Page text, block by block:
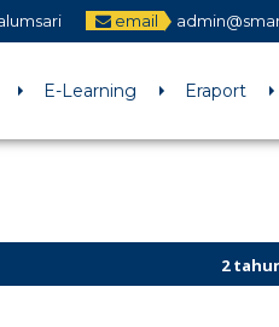
email
E-Learning Eraport
2 tahun